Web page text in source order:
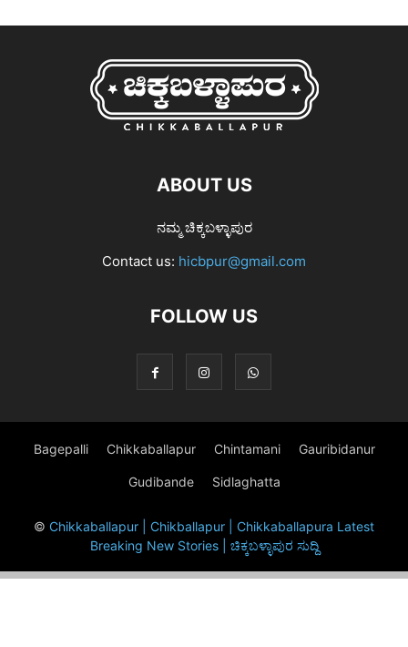
ABOUT US
ನಮ್ಮ ಚಿಕ್ಕಬಳ್ಳಾಪುರ
Contact us: hicbpur@gmail.com
FOLLOW US
Bagepalli Chikkaballapur Chintamani Gauribidanur
Gudibande Sidlaghatta
© Chikkaballapur | Chikballapur | Chikkaballapura Latest
Breaking New Stories | ಚಿಕ್ಕಬಳ್ಳಾಪುರ ಸುದ್ದಿ